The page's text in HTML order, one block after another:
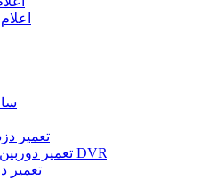
تعمیر
تعمیر دوربین مداربسته و DVR
تعمیر